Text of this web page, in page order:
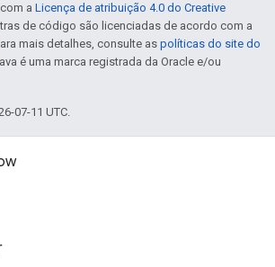
a Licença de atribuição 4.0 do Creative
de código são licenciadas de acordo com a
mais detalhes, consulte as políticas do site do
é uma marca registrada da Oracle e/ou
07-11 UTC.